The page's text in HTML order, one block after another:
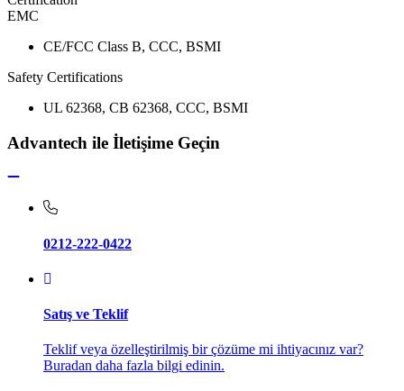
EMC
CE/FCC Class B, CCC, BSMI
Safety Certifications
UL 62368, CB 62368, CCC, BSMI
Advantech ile İletişime Geçin
0212-222-0422
Satış ve Teklif
Teklif veya özelleştirilmiş bir çözüme mi ihtiyacınız var?
Buradan daha fazla bilgi edinin.